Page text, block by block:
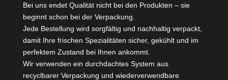
Bei uns endet Qualität nicht bei den Produkten – sie
beginnt schon bei der Verpackung.
Jede Bestellung wird sorgfältig und nachhaltig verpackt,
damit Ihre frischen Spezialitäten sicher, gekühlt und im
perfektem Zustand bei Ihnen ankommt.
Wir verwenden ein durchdachtes System aus
recyclbarer Verpackung und wiederverwendbare